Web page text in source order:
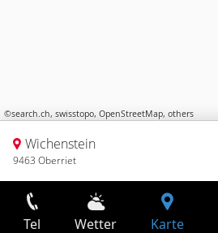
©search.ch, swisstopo, OpenStreetMap, others
Wichenstein
9463 Oberriet
Tel Wetter Karte